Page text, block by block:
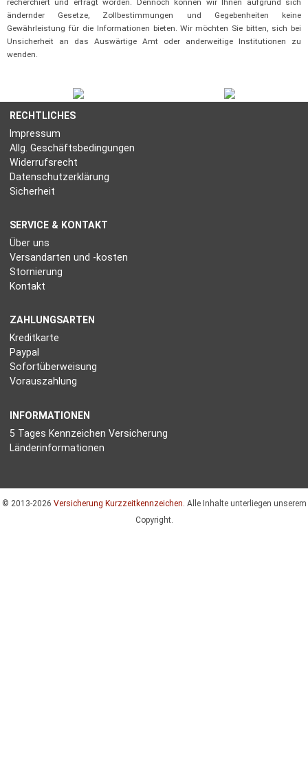
recherchiert und erfragt worden. Dennoch können wir Ihnen aufgrund sich
ändernder Gesetze, Zollbestimmungen und Gegebenheiten keine
Gewährleistung für die Informationen bieten. Wir möchten Sie bitten, sich bei
Unsicherheit an das Auswärtige Amt oder anderweitige Institutionen zu
wenden.
RECHTLICHES
Impressum
Allg. Geschäftsbedingungen
Widerrufsrecht
Datenschutzerklärung
Sicherheit
SERVICE & KONTAKT
Über uns
Versandarten und -kosten
Stornierung
Kontakt
ZAHLUNGSARTEN
Kreditkarte
Paypal
Sofortüberweisung
Vorauszahlung
INFORMATIONEN
5 Tages Kennzeichen Versicherung
Länderinformationen
© 2013-2026 Versicherung Kurzzeitkennzeichen. Alle Inhalte unterliegen unserem
Copyright.